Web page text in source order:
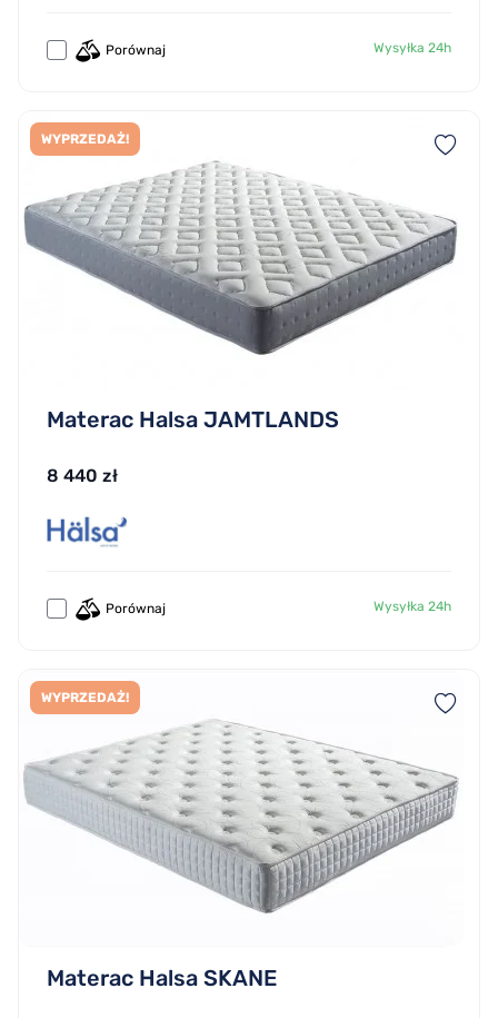
Porównaj Wysyłka 24h
Materac Halsa JAMTLANDS
8 440 zł
WYPRZEDAŻ!
Porównaj Wysyłka 24h
Materac Halsa SKANE
WYPRZEDAŻ!